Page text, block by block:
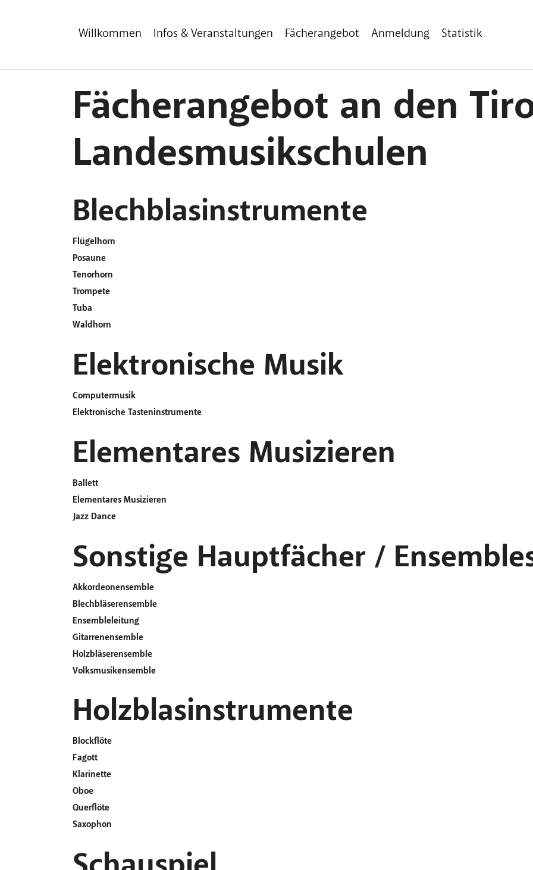
Willkommen Infos & Veranstaltungen Fächerangebot Anmeldung Statistik
Fächerangebot an den
Landesmusikschulen
Blechblasinstrumente
Flügelhorn
Posaune
Tenorhorn
Trompete
Tuba
Waldhorn
Elektronische Musik
Computermusik
Elektronische Tasteninstrumente
Elementares Musizieren
Ballett
Elementares Musizieren
Jazz Dance
Sonstige Hauptfächer /
Akkordeonensemble
Blechbläserensemble
Ensembleleitung
Gitarrenensemble
Holzbläserensemble
Volksmusikensemble
Holzblasinstrumente
Blockflöte
Fagott
Klarinette
Oboe
Querflöte
Saxophon